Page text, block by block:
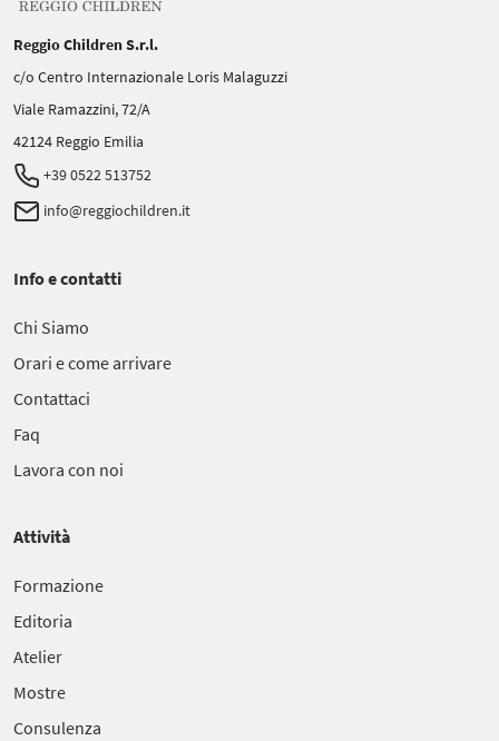
Reggio Children S.r.l.
c/o Centro Internazionale Loris Malaguzzi
Viale Ramazzini, 72/A
42124 Reggio Emilia
+39 0522 513752
info@reggiochildren.it
Info e contatti
Chi Siamo
Orari e come arrivare
Contattaci
Faq
Lavora con noi
Attività
Formazione
Editoria
Atelier
Mostre
Consulenza